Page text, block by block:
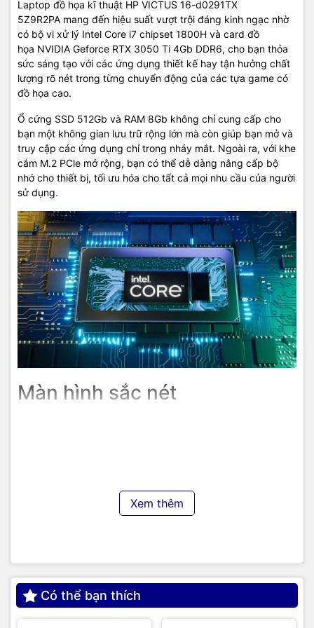
Laptop đồ họa kĩ thuật HP VICTUS 16-d0291TX
5Z9R2PA mang đến hiệu suất vượt trội đáng kinh ngạc nhờ
có bộ vi xử lý Intel Core i7 chipset 1800H và card đồ
họa NVIDIA Geforce RTX 3050 Ti 4Gb DDR6, cho bạn thỏa
sức sáng tạo với các ứng dụng thiết kế hay tận hưởng chất
lượng rõ nét trong từng chuyển động của các tựa game có
đồ họa cao.
Ổ cứng SSD 512Gb và RAM 8Gb không chỉ cung cấp cho
bạn một không gian lưu trữ rộng lớn mà còn giúp bạn mở và
truy cập các ứng dụng chỉ trong nháy mắt. Ngoài ra, với khe
cắm M.2 PCle mở rộng, bạn có thể dễ dàng nâng cấp bộ
nhớ cho thiết bị, tối ưu hóa cho tất cả mọi nhu cầu của người
sử dụng.
Màn hình sắc nét
mắt của bạn trong quá trình sử dụng.
Xem thêm
Có thể bạn thích
Kết nổi mở rộng
Laptop HP VICTUS 16-d0291TX 5Z9R2PA có khả năng kết nối đa
dạng, các cổng kết nối bao gồm: cổng USB-Type C, cổng USB-
Type A, cổng HDMI 2.1, khe cắm thẻ nhớ, jack cắm tai nghe/mic
3.5 mm và cổng LAN RJ45. Ngoài ra, bạn cũng có thể thực hiện
kết nối không dây thông qua Bluetooth 5.2 để sử dụng các thiết
bị, chia sẻ dữ liệu một cách liền mạch và nhanh chóng. Ngoài
ra, HP VICTUS 16-d0291TX 5Z9R2PA cũng mang tới cho bạn sử
dụng Internet một cách nhanh chóng và mượt mà nhờ tích hợp
công nghệ WiFi 6.